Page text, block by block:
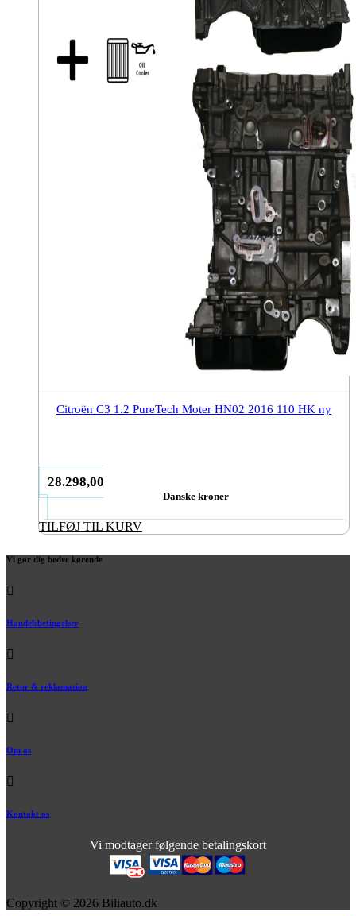
Citroën C3 1.2 PureTech Moter HN02 2016 110 HK ny
28.298,00
Danske kroner
TILFØJ TIL KURV
Vi gør dig bedre kørende
Handelsbetingelser
Retur & reklamation
Om os
Kontakt os
Vi modtager følgende betalingskort
Copyright © 2026 Biliauto.dk